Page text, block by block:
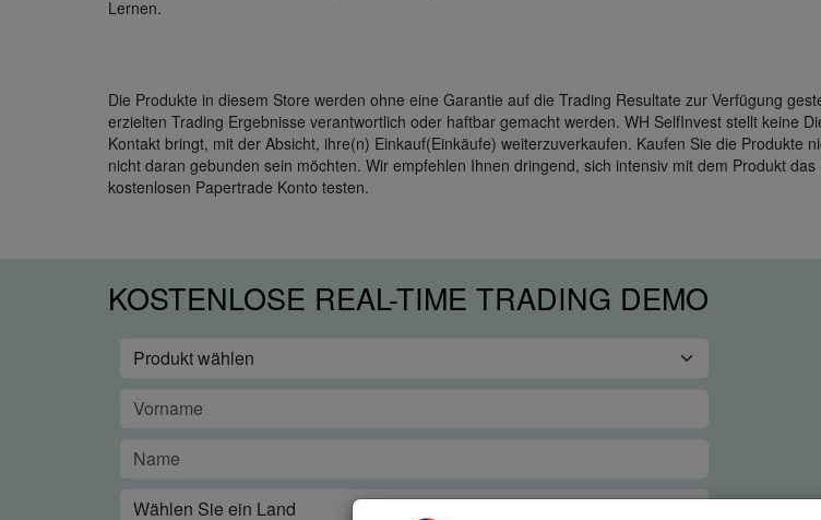
Lernen.
Die Produkte in diesem Store werden ohne eine Garantie auf die Trading Resultate zur Verfügung
erzielten Trading Ergebnisse verantwortlich oder haftbar gemacht werden. WH SelfInvest stellt keine
Kontakt bringt, mit der Absicht, ihre(n) Einkauf(Einkäufe) weiterzuverkaufen. Kaufen Sie die Produkte
nicht daran gebunden sein möchten. Wir empfehlen Ihnen dringend, sich intensiv mit dem Produkt
kostenlosen Papertrade Konto testen.
KOSTENLOSE REAL-TIME TRADING DEMO